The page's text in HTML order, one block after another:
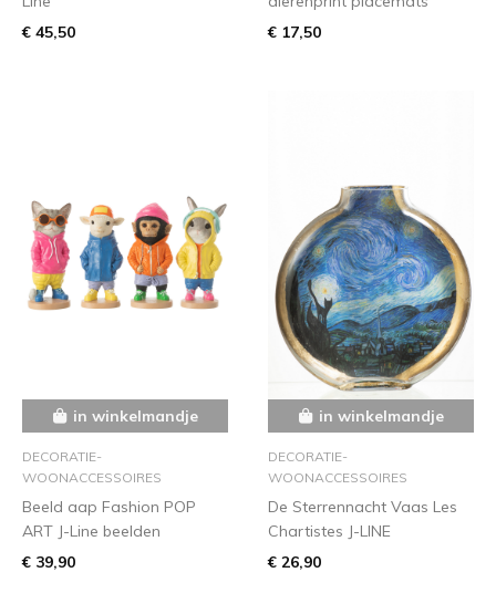
€ 45,50
€ 17,50
in winkelmandje
DECORATIE-
WOONACCESSOIRES
Beeld aap Fashion POP
ART J-Line beelden
€ 39,90
in winkelmandje
DECORATIE-
WOONACCESSOIRES
De Sterrennacht Vaas Les
Chartistes J-LINE
€ 26,90